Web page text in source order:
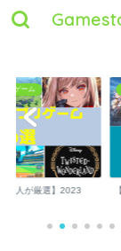
めゲーム
理人が厳選】2023